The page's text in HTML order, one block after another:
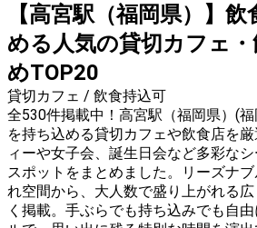
【高宮駅（福岡県）】
める人気の貸切カフェ
めTOP20
貸切カフェ / 飲食持込可
全530件掲載中！高宮駅（福岡県）(
を持ち込める貸切カフェや飲食店を
ィーや女子会、誕生日会など多彩な
スポットをまとめました。リーズナ
れ空間から、大人数で盛り上がれる
く掲載。手ぶらでも持ち込みでも自